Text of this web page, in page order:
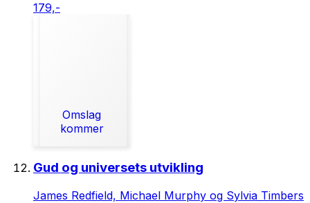
179,-
Omslag
kommer
Gud og universets utvikling
James Redfield, Michael Murphy og Sylvia Timbers